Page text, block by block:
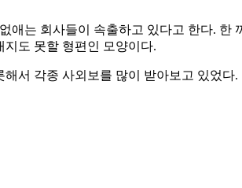
애는 회사들이 속출하고 있다고 한다.
도 못할 형편인 모양이다.
서 각종 사외보를 많이 받아보고 있었